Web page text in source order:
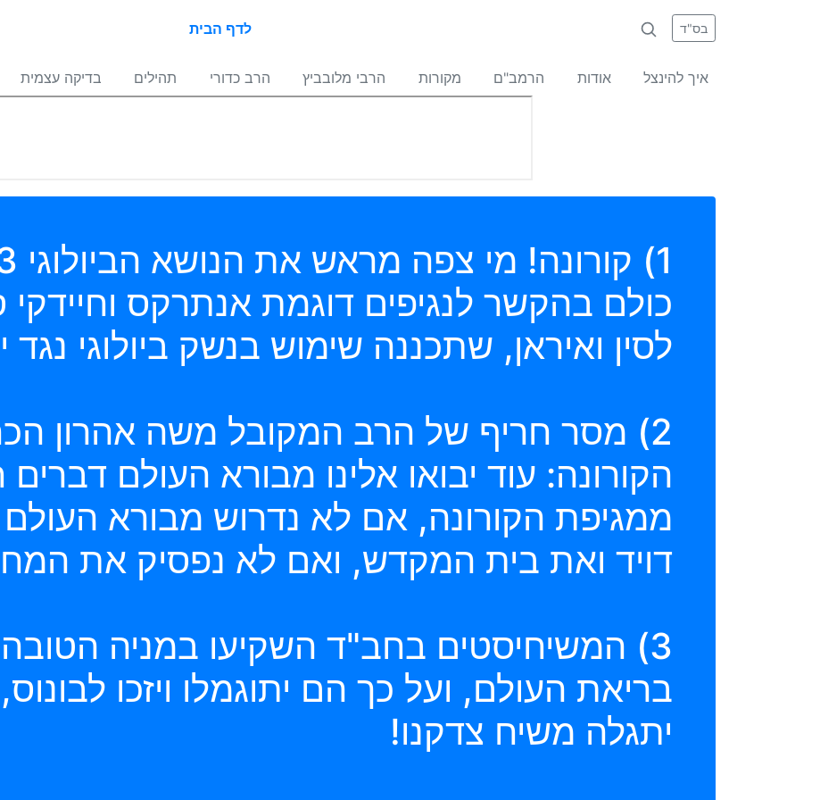
לדף הבית בס"ד
איך להינצל אודות הרמב"ם מקורות הרבי מלובביץ הרב כדורי תהילים בדיקה עצמית
כולם בהקשר לנגיפים דוגמת אנתרקס
לסין ואיראן, שתכננה שימוש בנשק ביולוגי
2) מסר חריף של הרב המקובל משה אהרון
הקורונה: עוד יבואו אלינו מבורא העולם דברים
ממגיפת הקורונה, אם לא נדרוש מבורא
דויד ואת בית המקדש, ואם לא נפסיק את
3) המשיחיסטים בחב"ד השקיעו במניה
בריאת העולם, ועל כך הם יתוגמלו ויזכו
יתגלה משיח צדקנו!